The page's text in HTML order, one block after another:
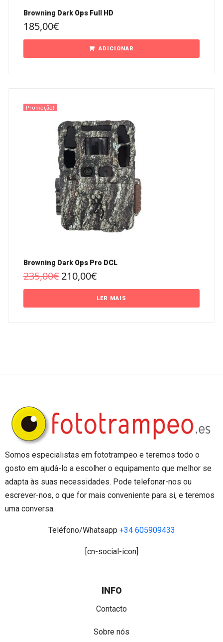
Browning Dark Ops Full HD
185,00€
ADICIONAR
Promoção!
Browning Dark Ops Pro DCL
235,00€ 210,00€
LER MAIS
Somos especialistas em fototrampeo e teremos todo o
gosto em ajudá-lo a escolher o equipamento que melhor se
adapta às suas necessidades. Pode telefonar-nos ou
escrever-nos, o que for mais conveniente para si, e teremos
uma conversa.
Teléfono/Whatsapp +34 605909433
[cn-social-icon]
INFO
Contacto
Sobre nós